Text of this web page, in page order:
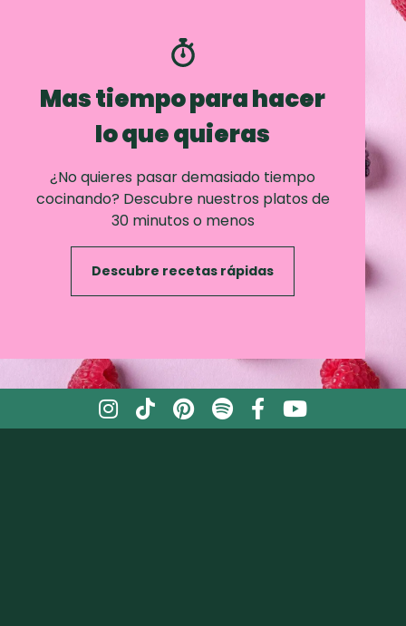
Mas tiempo para hacer
lo que quieras
¿No quieres pasar demasiado tiempo
cocinando? Descubre nuestros platos de
30 minutos o menos
Descubre recetas rápidas